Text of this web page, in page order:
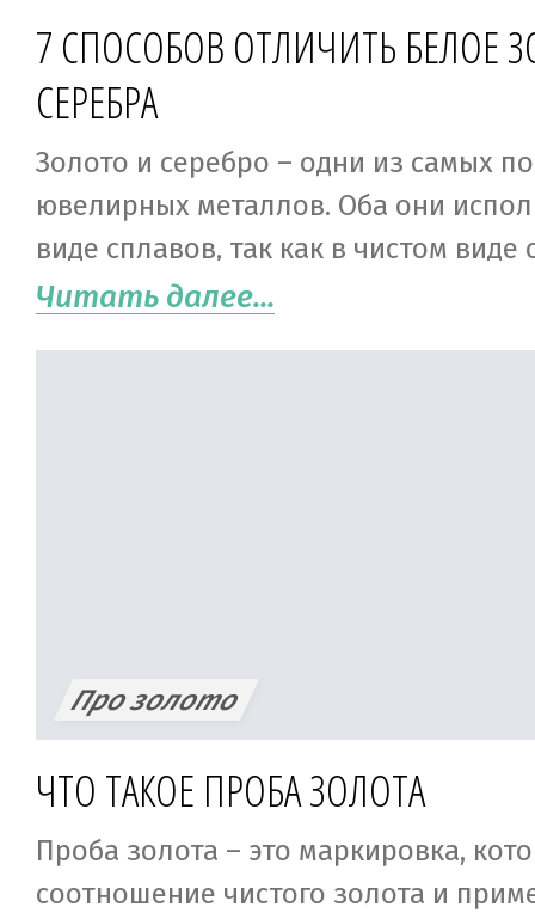
7 СПОСОБОВ ОТЛИЧИТЬ БЕЛОЕ
СЕРЕБРА
Золото и серебро – одни из самых
ювелирных металлов. Оба они
виде сплавов, так как в чистом
мягкие и пластичные. Золото,
Читать далее...
Про золото
ЧТО ТАКОЕ ПРОБА ЗОЛОТА
Проба золота – это маркировка,
соотношение чистого золота и